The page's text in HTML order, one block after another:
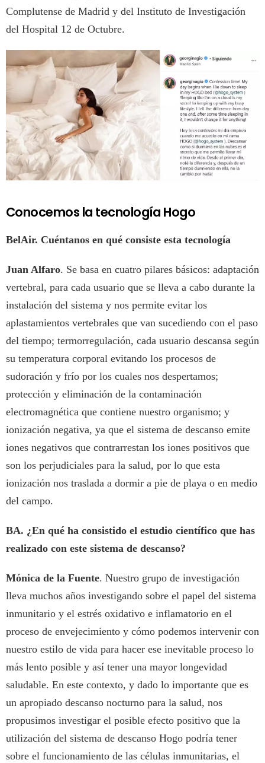
Complutense de Madrid y del Instituto de Investigación
del Hospital 12 de Octubre.
Conocemos la tecnología Hogo
BelAir. Cuéntanos en qué consiste esta tecnología
Juan Alfaro. Se basa en cuatro pilares básicos: adaptación
vertebral, para cada usuario que se lleva a cabo durante la
instalación del sistema y nos permite evitar los
aplastamientos vertebrales que van sucediendo con el paso
del tiempo; termorregulación, cada usuario descansa según
su temperatura corporal evitando los procesos de
sudoración y frío por los cuales nos despertamos;
protección y eliminación de la contaminación
electromagnética que contiene nuestro organismo; y
ionización negativa, ya que el sistema de descanso emite
iones negativos que contrarrestan los iones positivos que
son los perjudiciales para la salud, por lo que esta
ionización nos traslada a dormir a pie de playa o en medio
del campo.
BA. ¿En qué ha consistido el estudio científico que has
realizado con este sistema de descanso?
Mónica de la Fuente. Nuestro grupo de investigación
lleva muchos años investigando sobre el papel del sistema
inmunitario y el estrés oxidativo e inflamatorio en el
proceso de envejecimiento y cómo podemos intervenir con
nuestro estilo de vida para hacer ese inevitable proceso lo
más lento posible y así tener una mayor longevidad
saludable. En este contexto, y dado lo importante que es
un apropiado descanso nocturno para la salud, nos
propusimos investigar el posible efecto positivo que la
utilización del sistema de descanso Hogo podría tener
sobre el funcionamiento de las células inmunitarias, el